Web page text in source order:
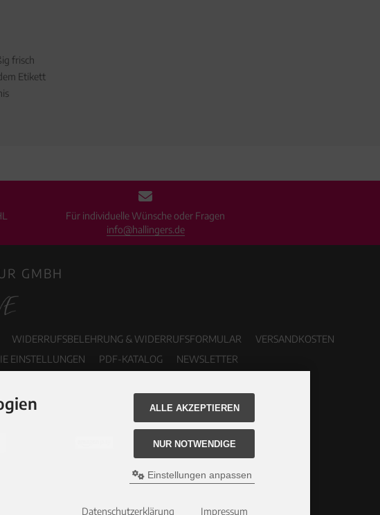
frisch
Etikett
Für individuelle Wünsche oder Fragen
info@hallingers.de
GMBH
WIDERRUFSBELEHRUNG & WIDERRUFSFORMULAR
VERSANDKOSTEN
EINSTELLUNGEN PDF-KATALOG NEWSLETTER
ALLE AKZEPTIEREN
NUR NOTWENDIGE
Einstellungen anpassen
Datenschutzerklärung Impressum